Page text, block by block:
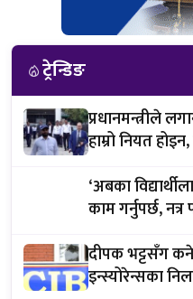
ट्रेन्डिङ
प्रधानमन्त्रीले
हाम्रो नियत
‘अबका
काम गर्नुपर्छ, नत्र
दीपक भट्टसँग
इन्स्योरेन्सका